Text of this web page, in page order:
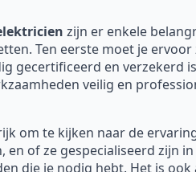
zijn er enkele
Ten eerste moet je
gecertificeerd en verzekerd
veilig en
om te kijken naar de
en of ze gespecialiseerd zijn
die je nodig hebt. Het is ook